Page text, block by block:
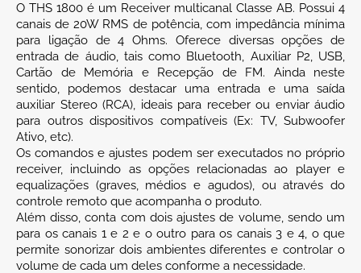
O THS 1800 é um Receiver multicanal Classe AB. Possui 4
canais de 20W RMS de potência, com impedância mínima
para ligação de 4 Ohms. Oferece diversas opções de
entrada de áudio, tais como Bluetooth, Auxiliar P2, USB,
Cartão de Memória e Recepção de FM. Ainda neste
sentido, podemos destacar uma entrada e uma saída
auxiliar Stereo (RCA), ideais para receber ou enviar áudio
para outros dispositivos compatíveis (Ex: TV, Subwoofer
Ativo, etc).
Os comandos e ajustes podem ser executados no próprio
receiver, incluindo as opções relacionadas ao player e
equalizações (graves, médios e agudos), ou através do
controle remoto que acompanha o produto.
Além disso, conta com dois ajustes de volume, sendo um
para os canais 1 e 2 e o outro para os canais 3 e 4, o que
permite sonorizar dois ambientes diferentes e controlar o
volume de cada um deles conforme a necessidade.